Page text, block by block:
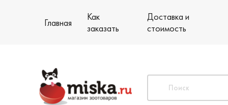
Главная
Как
заказать
Доставка и
стоимость